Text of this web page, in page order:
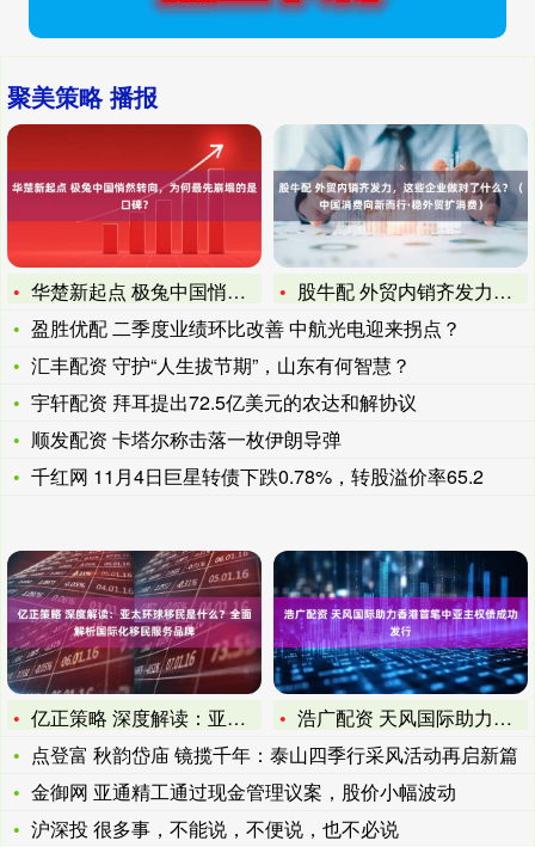
聚美策略 播报
华楚新起点 极兔中国悄然转向，为何最先崩塌的是口碑？
股牛配 外贸内销齐发力，这些企业做对了什么？（中国消费向新而
盈胜优配 二季度业绩环比改善 中航光电迎来拐点？
汇丰配资 守护“人生拔节期”，山东有何智慧？
宇轩配资 拜耳提出72.5亿美元的农达和解协议
顺发配资 卡塔尔称击落一枚伊朗导弹
千红网 11月4日巨星转债下跌0.78%，转股溢价率65.2
亿正策略 深度解读：亚太环球移民是什么？全面解析国际化移民服
浩广配资 天风国际助力香港首笔中亚主权债成功发行
点登富 秋韵岱庙 镜揽千年：泰山四季行采风活动再启新篇
金御网 亚通精工通过现金管理议案，股价小幅波动
沪深投 很多事，不能说，不便说，也不必说